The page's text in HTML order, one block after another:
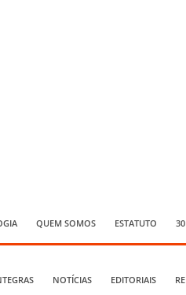
QUEM SOMOS ESTATUTO
NOTÍCIAS EDITORIAIS